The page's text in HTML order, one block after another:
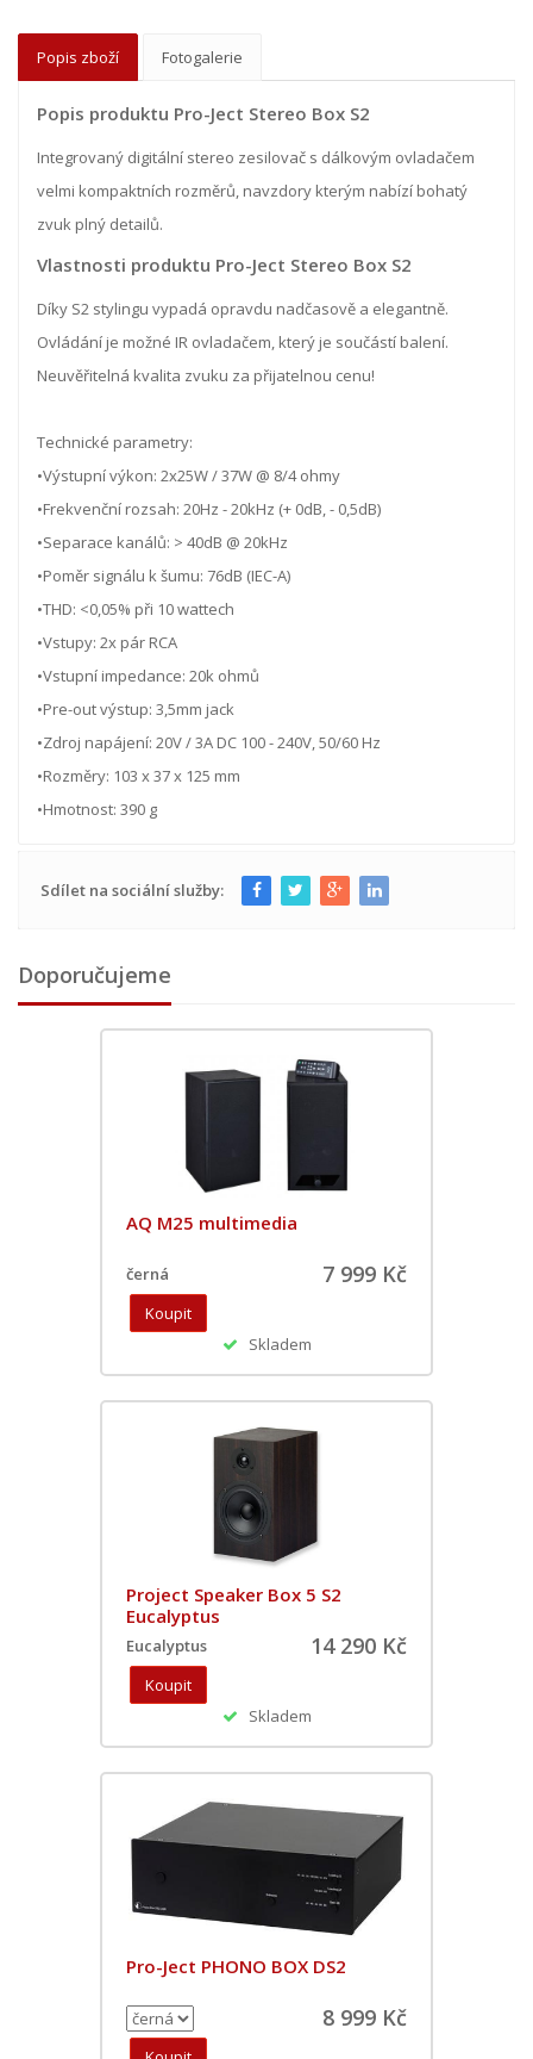
Popis zboží Fotogalerie
Popis produktu Pro-Ject Stereo Box S2
Integrovaný digitální stereo zesilovač s dálkovým ovladačem
velmi kompaktních rozměrů, navzdory kterým nabízí bohatý
zvuk plný detailů.
Vlastnosti produktu Pro-Ject Stereo Box S2
Díky S2 stylingu vypadá opravdu nadčasově a elegantně.
Ovládání je možné IR ovladačem, který je součástí balení.
Neuvěřitelná kvalita zvuku za přijatelnou cenu!
Technické parametry:
•Výstupní výkon: 2x25W / 37W @ 8/4 ohmy
•Frekvenční rozsah: 20Hz - 20kHz (+ 0dB, - 0,5dB)
•Separace kanálů: > 40dB @ 20kHz
•Poměr signálu k šumu: 76dB (IEC-A)
•THD: <0,05% při 10 wattech
•Vstupy: 2x pár RCA
•Vstupní impedance: 20k ohmů
•Pre-out výstup: 3,5mm jack
•Zdroj napájení: 20V / 3A DC 100 - 240V, 50/60 Hz
•Rozměry: 103 x 37 x 125 mm
•Hmotnost: 390 g
Sdílet na sociální služby:
Doporučujeme
AQ M25 multimedia
černá 7 999 Kč
Skladem
Project Speaker Box 5 S2
Eucalyptus
Eucalyptus 14 290 Kč
Skladem
Pro-Ject PHONO BOX DS2
8 999 Kč